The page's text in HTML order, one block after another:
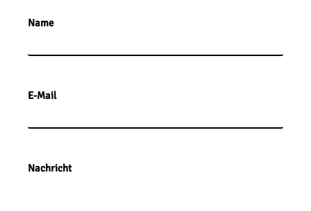
Name
E-Mail
Nachricht